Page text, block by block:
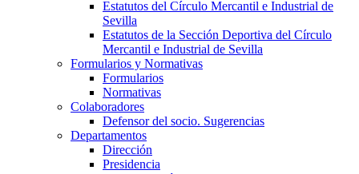
Estatutos del Círculo Mercantil e Industrial de
Sevilla
Estatutos de la Sección Deportiva del Círculo
Mercantil e Industrial de Sevilla
Formularios y Normativas
Formularios
Normativas
Colaboradores
Defensor del socio. Sugerencias
Departamentos
Dirección
Presidencia